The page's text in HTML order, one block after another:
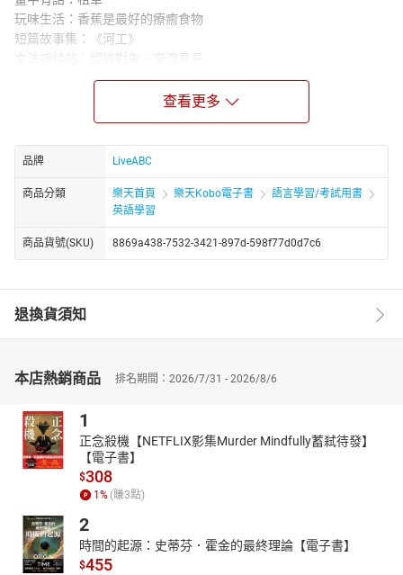
玩味生活：香蕉是最好的療癒食物
短篇故事集：《河工》
文法補給站：認識對象、交流意見
流行最前線：五月五日慶端午
世界好望角：芬蘭 世界上最快樂的國家
活用 ABC：用英語說再見
悠遊文化：韓國文化的崛起
一本好書：《墓園女孩》
ABC 長知識：黃金圈法則—讓你成功的關鍵
聽說圖寫：科學實作
本月之星：孫盛希
★電子書無提供點讀功能及互動學習軟體下載。
查看更多
品牌 LiveABC
商品分類 樂天首頁 樂天Kobo電子書
語言學習/考試用書
英語學習
商品貨號(SKU) 8869a438-7532-3421-897d-598f77d0d7c6
退換貨須知
本店熱銷商品 排名期間：2026/7/31 - 2026/8/6
1
正念殺機【NETFLIX影集Murder Mindfully蓄弒待發】
【電子書】
$308
1 % (賺3點)
2
時間的起源：史蒂芬．霍金的最終理論【電子書】
$455